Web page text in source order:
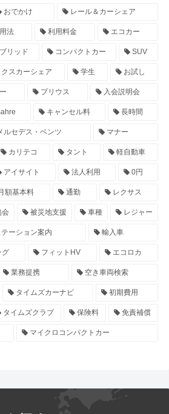
おでかけ レール＆カーシェア
法 利用料金 エコカー
リッド コンパクトカー SUV
スカーシェア 学生 お試し
プリウス 入会説明会
キャンセル料 長時間
ルセデス・ベンツ マナー
カリテコ タント 軽自動車
アイサイト 法人利用 0円
額基本料 通勤 レクサス
会 被災地支援 車種 レジャー
ーション案内 輸入車
グ フィットHV エコロカ
業務提携 空き車両検索
タイムズカーナビ 初期費用
タイムズクラブ 保険料 免責補償
マイクロコンパクトカー